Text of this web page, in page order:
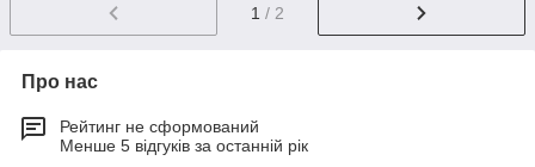
1 / 2
Про нас
Рейтинг не сформований
Менше 5 відгуків за останній рік